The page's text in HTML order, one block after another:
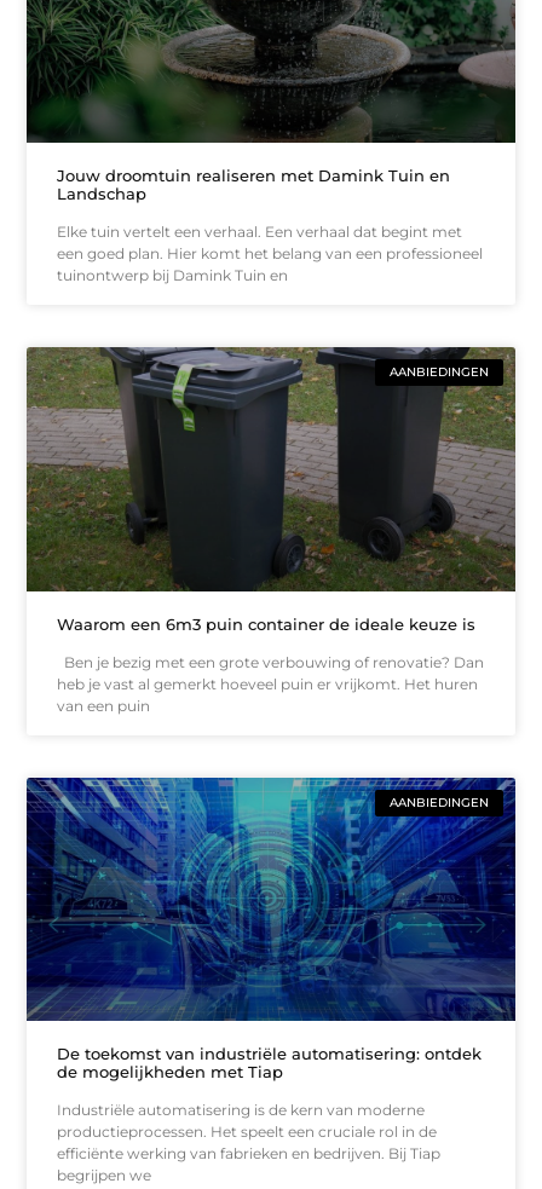
Jouw droomtuin realiseren met Damink Tuin en
Landschap
Elke tuin vertelt een verhaal. Een verhaal dat begint met
een goed plan. Hier komt het belang van een professioneel
tuinontwerp bij Damink Tuin en
AANBIEDINGEN
Waarom een 6m3 puin container de ideale keuze is
Ben je bezig met een grote verbouwing of renovatie? Dan
heb je vast al gemerkt hoeveel puin er vrijkomt. Het huren
van een puin
AANBIEDINGEN
De toekomst van industriële automatisering: ontdek
de mogelijkheden met Tiap
Industriële automatisering is de kern van moderne
productieprocessen. Het speelt een cruciale rol in de
efficiënte werking van fabrieken en bedrijven. Bij Tiap
begrijpen we